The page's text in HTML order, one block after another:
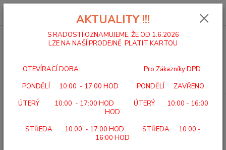
0,00 Kč
Úvod VLOŽKY SVORTO SRDÍČKA SAMOLEPICÍ - KAPKA
SRDÍČKA SAMOLEPICÍ - KAPKA
AKTUALITY !!!
S RADOSTÍ OZNAMUJEME, ŽE OD 1.6.2026
LZE NA NAŠÍ PRODEJNĚ PLATIT KARTOU
OTEVÍRACÍ DOBA : Pro Zákazníky DPD :
PONDĚLÍ 10:00 - 17:00 HOD PONDĚLÍ ZAVŘENO
ÚTERÝ 10:00 - 17:00 HOD ÚTERÝ 10:00 - 16:00
HOD
STŘEDA 10:00 - 17:00 HOD STŘEDA 10:00 -
16:00 HOD